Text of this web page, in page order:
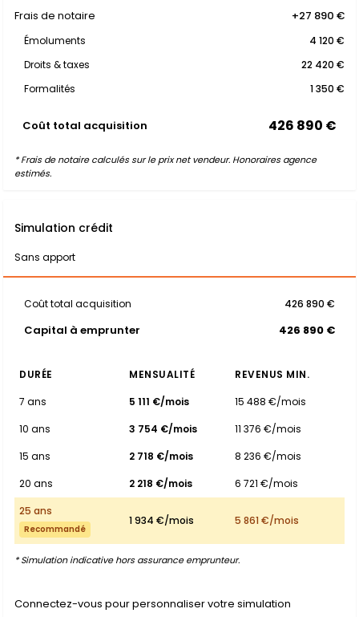
Frais de notaire +27 890 €
Émoluments
4 120 €
Droits & taxes
22 420 €
Formalités
1 350 €
Coût total acquisition 426 890 €
* Frais de notaire calculés sur le prix net vendeur. Honoraires agence
estimés.
Simulation crédit
Sans apport
Coût total acquisition 426 890 €
Capital à emprunter 426 890 €
DURÉE MENSUALITÉ
REVENUS MIN.
7 ans
5 111 €/mois
15 488 €/mois
10 ans
3 754 €/mois
11 376 €/mois
15 ans
2 718 €/mois
8 236 €/mois
20 ans
2 218 €/mois
6 721 €/mois
25 ans
Recommandé
1 934 €/mois 5 861 €/mois
* Simulation indicative hors assurance emprunteur.
Connectez-vous pour personnaliser votre simulation